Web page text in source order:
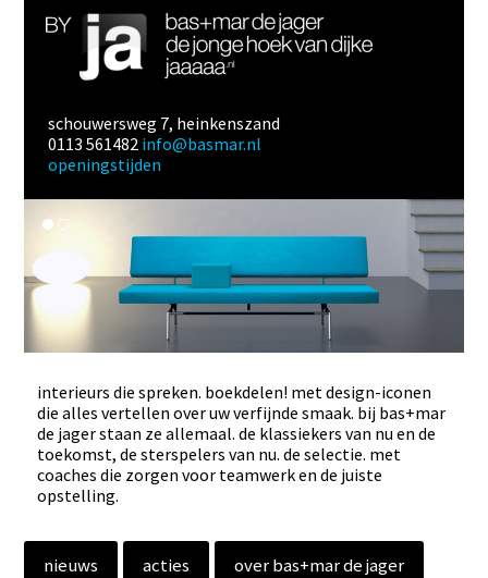
schouwersweg 7, heinkenszand
0113 561482 info@basmar.nl
openingstijden
interieurs die spreken. boekdelen! met design-iconen
die alles vertellen over uw verfijnde smaak. bij bas+mar
de jager staan ze allemaal. de klassiekers van nu en de
toekomst, de sterspelers van nu. de selectie. met
coaches die zorgen voor teamwerk en de juiste
opstelling.
nieuws acties over bas+mar de jager